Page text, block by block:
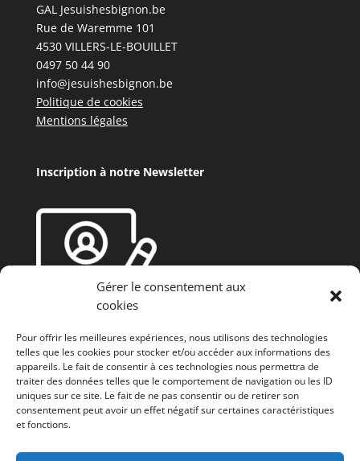
Gérer le consentement aux
cookies
Pour offrir les meilleures expériences, nous utilisons des technologies
telles que les cookies pour stocker et/ou accéder aux informations des
appareils. Le fait de consentir à ces technologies nous permettra de
traiter des données telles que le comportement de navigation ou les ID
uniques sur ce site. Le fait de ne pas consentir ou de retirer son
consentement peut avoir un effet négatif sur certaines caractéristiques
et fonctions.
GAL Jesuishesbignon.be
Rue de Waremme 101
4530 VILLERS-LE-BOUILLET
0497 50 44 90
info@jesuishesbignon.be
Politique de cookies
Mentions légales
Inscription à notre Newsletter
(FEADER) : L’Europe investit dans les zones rurales